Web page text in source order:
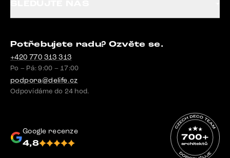
Potřebujete radu? Ozvěte se.
+420 770 313 313
Po – Pá: 9:00 – 17:00
podpora@delife.cz
Odpovídáme do 24 hod.
Google recenze
4,8